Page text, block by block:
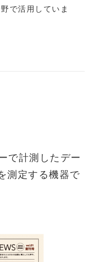
で活用していま
で計測したデー
測定する機器で